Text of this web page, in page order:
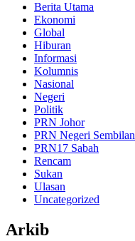
Berita Utama
Ekonomi
Global
Hiburan
Informasi
Kolumnis
Nasional
Negeri
Politik
PRN Johor
PRN Negeri Sembilan
PRN17 Sabah
Rencam
Sukan
Ulasan
Uncategorized
Arkib